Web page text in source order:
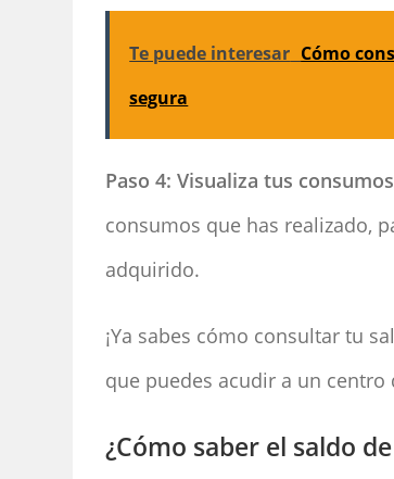
Te puede interesar Cómo
segura
Paso 4: Visualiza tus
consumos que has realizado,
adquirido.
¡Ya sabes cómo consultar tu
que puedes acudir a un
¿Cómo saber el saldo